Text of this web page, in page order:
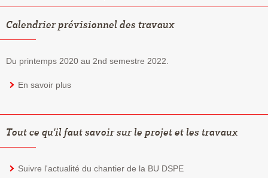
Calendrier prévisionnel des travaux
Du printemps 2020 au 2nd semestre 2022.
En savoir plus
Tout ce qu'il faut savoir sur le projet et les travaux
Suivre l'actualité du chantier de la BU DSPE